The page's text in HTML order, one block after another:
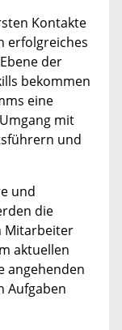
Kontakte
erfolgreiches
der
bekommen
eine
mit
und
und
die
Mitarbeiter
aktuellen
angehenden
Aufgaben